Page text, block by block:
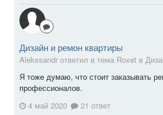
Дизайн и ремон квартиры
Alekssandr ответил в тема Roxet в
Я тоже думаю, что стоит заказывать
профессионалов.
4 май 2020
21 ответ